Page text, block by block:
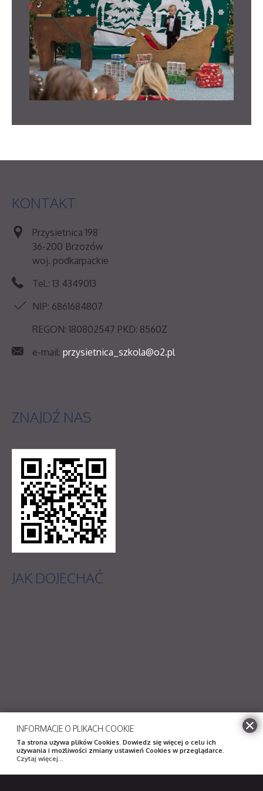
KONTAKT
Przysietnica 198
36-200 Brzozów
woj. podkarpackie
Tel.: 13 4349013
NIP: 6861684807
REGON: 180802547 PKD: 8560Z
e-mail: przysietnica_szkola@o2.pl
ZNAJDŹ NAS
JAK DOJECHAĆ
INFORMACJE O PLIKACH COOKIE
Ta strona używa plików Cookies. Dowiedz się więcej o celu ich
używania i możliwości zmiany ustawień Cookies w przeglądarce.
Czytaj więcej...